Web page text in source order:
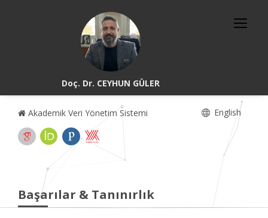
Doç. Dr. CEYHUN GÜLER
Akademik Veri Yönetim Sistemi English
Başarılar & Tanınırlık